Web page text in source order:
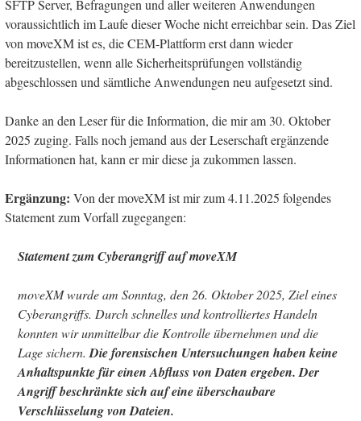
SFTP Server, Befragungen und aller weiteren Anwendungen
voraussichtlich im Laufe dieser Woche nicht erreichbar sein. Das Ziel
von moveXM ist es, die CEM-Plattform erst dann wieder
bereitzustellen, wenn alle Sicherheitsprüfungen vollständig
abgeschlossen und sämtliche Anwendungen neu aufgesetzt sind.
Danke an den Leser für die Information, die mir am 30. Oktober
2025 zuging. Falls noch jemand aus der Leserschaft ergänzende
Informationen hat, kann er mir diese ja zukommen lassen.
Ergänzung: Von der moveXM ist mir zum 4.11.2025 folgendes
Statement zum Vorfall zugegangen:
Statement zum Cyberangriff auf moveXM
moveXM wurde am Sonntag, den 26. Oktober 2025, Ziel eines
Cyberangriffs. Durch schnelles und kontrolliertes Handeln
konnten wir unmittelbar die Kontrolle übernehmen und die
Lage sichern.Die forensischen Untersuchungen haben keine
Anhaltspunkte für einen Abfluss von Daten ergeben. Der
Angriff beschränkte sich auf eine überschaubare
Verschlüsselung von Dateien.